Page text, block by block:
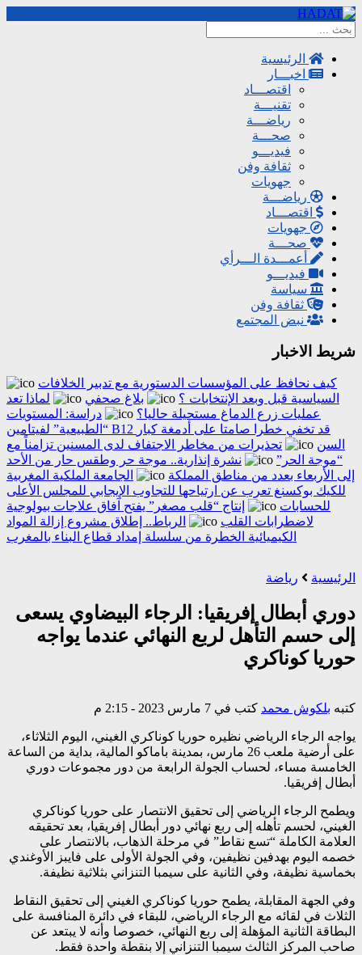
الرئيسية
اخبـــار
اقتصـــاد
تقنيـــة
رياضـــة
صحـــة
فيديـــو
ثقافة وفن
جهويات
رياضـــة
اقتصـــاد
جهويات
صحـــة
أعمـــدة الـــرأي
فيديـــو
سياسة
ثقافة وفن
نبض المجتمع
شريط الاخبار
كيف نحافظ على المؤسسات الدستورية مع تدبير الخلافات
السياسية قبل وبعد الإنتخابات ؟
بلاغ صحفي
لماذا تعد
عمليات زرع الدماغ مستحيلة حاليا؟
دراسة: المستويات
“الطبيعية” لفيتامين B12 قد تخفي خطرا صامتا على أدمغة كبار
السن
تحذيرات من مخاطر الاجتفاف لدى المسنين تزامناً مع
“موجة الحر”
نشرة إنذارية.. موجة حر وطقس حار من الأحد
إلى الأربعاء بعدد من مناطق المملكة
الجامعة الملكية المغربية
للكيك بوكسنغ تعرب عن ارتياحها للتجاوب الإيجابي للمجلس الأعلى
للحسابات
إنتاج “قلب مصغر” يفتح آفاق علاجات بيولوجية
لاضطرابات القلب
الرباط.. إطلاق مشروع إزالة المواد
الكيميائية الخطرة من سلسلة إمداد قطاع البناء بالمغرب
الرئيسية رياضة
دوري أبطال إفريقيا: الرجاء البيضاوي يسعى
إلى حسم التأهل لربع النهائي عندما يواجه
حوريا كوناكري
كتبه بلكوش محمد كتب في 7 مارس 2023 - 2:15 م
يواجه الرجاء الرياضي نظيره حوريا كوناكري الغيني، اليوم الثلاثاء،
على أرضية ملعب 26 مارس، بمدينة باماكو المالية، بداية من الساعة
الخامسة مساء، لحساب الجولة الرابعة من دور مجموعات دوري
أبطال إفريقيا.
ويطمح الرجاء الرياضي إلى تحقيق الانتصار على حوريا كوناكري
الغيني، لحسم تأهله إلى ربع نهائي دور أبطال إفريقيا، بعد تحقيقه
العلامة الكاملة “تسع نقاط” في مرحلة الذهاب، بالانتصار على
خصمه اليوم بهدفين نظيفين، وفي الجولة الأولى على فايبز الأوغندي
بخماسية نظيفة، وفي الثانية على سيمبا التنزاني بثلاثية نظيفة.
وفي الجهة المقابلة، يطمح حوريا كوناكري الغيني إلى تحقيق النقاط
الثلاث في لقائه مع الرجاء الرياضي، للبقاء في دائرة المنافسة على
البطاقة الثانية المؤهلة إلى ربع النهائي، خصوصا وأنه لا يبتعد عن
صاحب المركز الثالث سيمبا التنزاني إلا بنقطة واحدة فقط.